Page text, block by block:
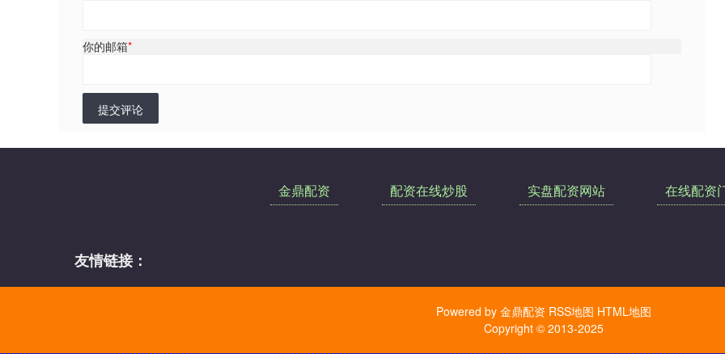
你的邮箱*
提交评论
金鼎配资 配资在线炒股 实盘配资网站 在线配资
友情链接：
Powered by 金鼎配资 RSS地图 HTML地图
Copyright © 2013-2025